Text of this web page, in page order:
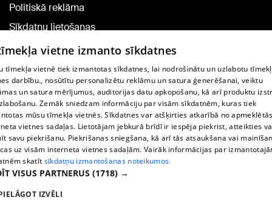
Politiskā reklāma
Sīkdatņu lietošanas
noteikumi
Komentāru pievienošana
TV programma
Līguma noteikumi
360 Ziņu kontakti
Helio Media
Portāla palīdzības dienests: e-pasts -
vietne izmanto sīkdatnes
tīmekļa vietnē tiek izmantotas sīkdatnes, lai nodrošinātu un uzlabotu
darbību., nosūtītu personalizētu reklāmu un satura ģenerēšanai, veiktu
un satura mērījumus, auditorijas datu apkopošanu, kā arī produktu
Zemāk sniedzam informāciju par visām sīkdatnēm, kuras tiek
mūsu tīmekļa vietnēs. Sīkdatnes var atšķirties atkarībā no
vietnes sadaļas. Lietotājam jebkurā brīdī ir iespēja piekrist, atteikties
savu piekrišanu. Piekrišanas sniegšana, kā arī tās atsaukšana vai
uz visām interneta vietnes sadaļām. Vairāk informācijas par
skatīt sīkdatņu izmantošanas noteikumos.
VISUS PARTNERUS (1718) →
IZVĒLI